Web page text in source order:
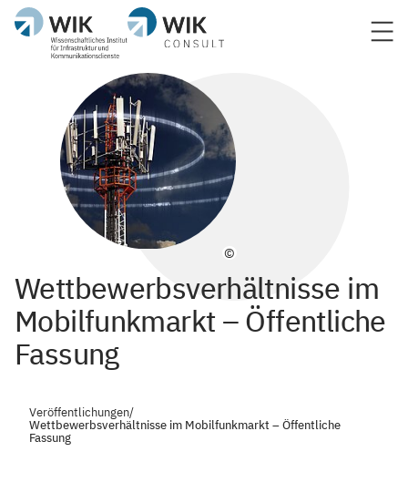
©
Wettbewerbsverhältnisse im
Mobilfunkmarkt – Öffentliche
Fassung
Veröffentlichungen/
Wettbewerbsverhältnisse im Mobilfunkmarkt – Öffentliche
Fassung